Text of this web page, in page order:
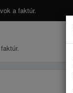
a faktúr.